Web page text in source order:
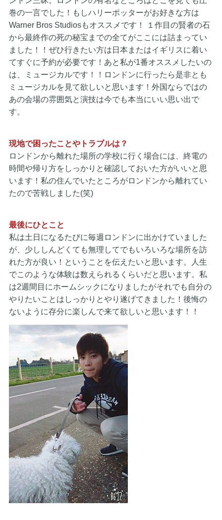
巻の一言でした！もしハリーポッターがお好きな方は
Warner Bros Studiosもオススメです！ １作目の賢者の石
から最終作の死の秘宝までの全てがここには詰まってい
ました！！ぜひ行きたい方は日本またはイギリスに着い
てすぐに予約が必要です！あと私が1番オススメしたいの
は、ミュージカルです！！ロンドンに行ったら是非とも
ミュージカルを見て欲しいと思います！外国ならではの
あの会場の雰囲気と演技は今でも本当にいい思い出で
す。
現地で困ったことやトラブルは？
ロンドンから離れた場所の学校に行く場合には、終電の
時間や帰り方をしっかりと確認しておいた方がいいと思
います！私の住んでいたところがロンドンから離れてい
たので苦戦しました(笑)
最後にひとこと
私は土日になるたびに毎週ロンドンに出かけていました
が、少ししんどくても無理してでもいろいろな場所を訪
れた方が良い！ということを伝えたいと思います。人生
でこのような体験は数えられるくらいだと思います。私
は2週間目にホームシックになりましたがそれでも自分の
やりたいことはしっかりとやり遂げてきました！後悔の
ないように存分に楽しんで来て欲しいと思います！！